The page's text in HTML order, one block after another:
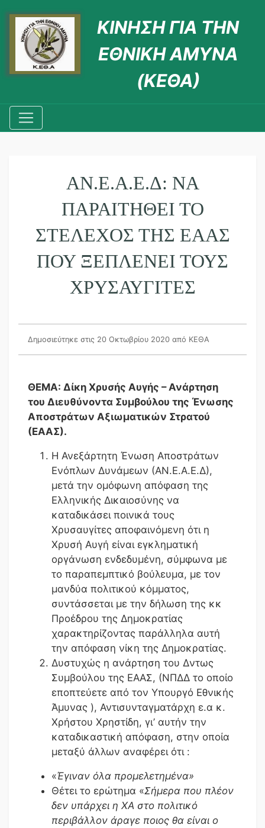
ΚΙΝΗΣΗ ΓΙΑ ΤΗΝ
ΕΘΝΙΚΗ ΑΜΥΝΑ
(ΚΕΘΑ)
ΑΝ.Ε.Α.Ε.Δ: ΝΑ
ΠΑΡΑΙΤΗΘΕΊ ΤΟ
ΣΤΈΛΕΧΟΣ ΤΗΣ ΕΑΑΣ
ΠΟΥ ΞΕΠΛΈΝΕΙ ΤΟΥΣ
ΧΡΥΣΑΥΓΊΤΕΣ
Δημοσιεύτηκε στις 20 Οκτωβρίου 2020 από ΚΕΘΑ
ΘΕΜΑ: Δίκη Χρυσής Αυγής – Ανάρτηση
του Διευθύνοντα Συμβούλου της Ένωσης
Αποστράτων Αξιωματικών Στρατού
(ΕΑΑΣ).
Η Ανεξάρτητη Ένωση Αποστράτων
Ενόπλων Δυνάμεων (ΑΝ.Ε.Α.Ε.Δ),
μετά την ομόφωνη απόφαση της
Ελληνικής Δικαιοσύνης να
καταδικάσει ποινικά τους
Χρυσαυγίτες αποφαινόμενη ότι η
Χρυσή Αυγή είναι εγκληματική
οργάνωση ενδεδυμένη, σύμφωνα με
το παραπεμπτικό βούλευμα, με τον
μανδύα πολιτικού κόμματος,
συντάσσεται με την δήλωση της κκ
Προέδρου της Δημοκρατίας
χαρακτηρίζοντας παράλληλα αυτή
την απόφαση νίκη της Δημοκρατίας.
Δυστυχώς η ανάρτηση του Δντως
Συμβούλου της ΕΑΑΣ, (ΝΠΔΔ το οποίο
εποπτεύετε από τον Υπουργό Εθνικής
Άμυνας ), Αντισυνταγματάρχη ε.α κ.
Χρήστου Χρηστίδη, γι’ αυτήν την
καταδικαστική απόφαση, στην οποία
μεταξύ άλλων αναφέρει ότι :
«Έγιναν όλα προμελετημένα»
Θέτει το ερώτημα «Σήμερα που πλέον
δεν υπάρχει η ΧΑ στο πολιτικό
περιβάλλον άραγε ποιος θα είναι ο